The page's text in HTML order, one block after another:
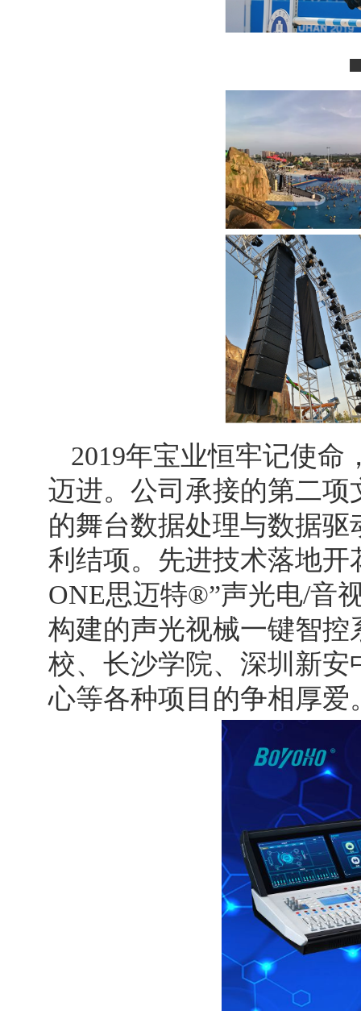
2019年宝业恒牢记使
迈进。公司承接的第二
的舞台数据处理与数据
利结项。先进技术落地开
ONE思迈特®”声光电/音
构建的声光视械一键智
校、长沙学院、深圳新
心等各种项目的争相厚